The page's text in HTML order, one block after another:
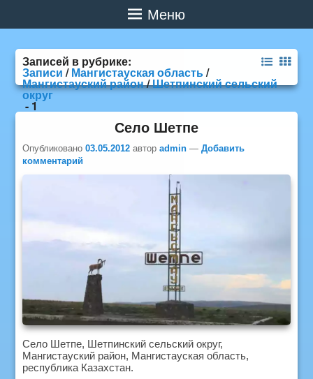
Меню
Записей в рубрике:
Записи /Мангистауская область/
Мангистауский район/Шетпинский сельский
округ
- 1
Село Шетпе
Опубликовано03.05.2012 авторadmin —Добавить
комментарий
Село Шетпе, Шетпинский сельский округ,
Мангистауский район, Мангистауская область,
республика Казахстан.